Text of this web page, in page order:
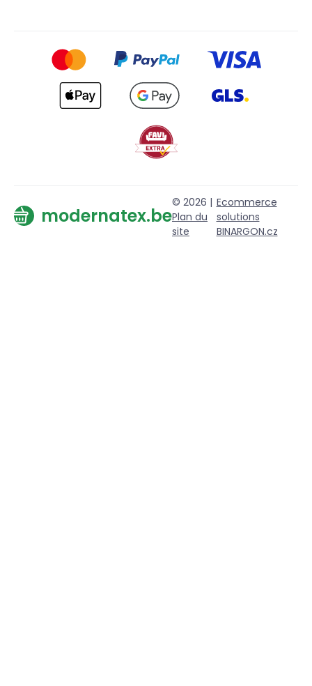
modernatex.be
© 2026 |
Plan du
site
Ecommerce
solutions
BINARGON.cz